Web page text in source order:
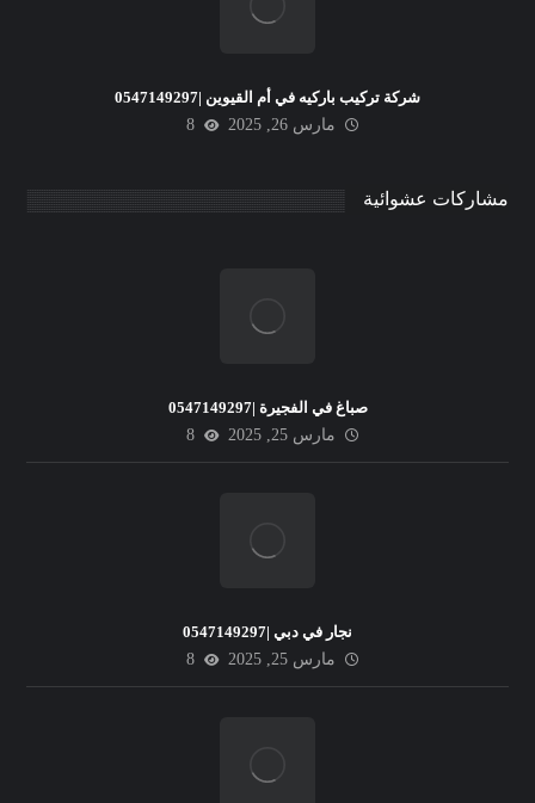
شركة تركيب باركيه في أم القيوين |0547149297
مارس 26, 2025
8
مشاركات عشوائية
صباغ في الفجيرة |0547149297
مارس 25, 2025
8
نجار في دبي |0547149297
مارس 25, 2025
8